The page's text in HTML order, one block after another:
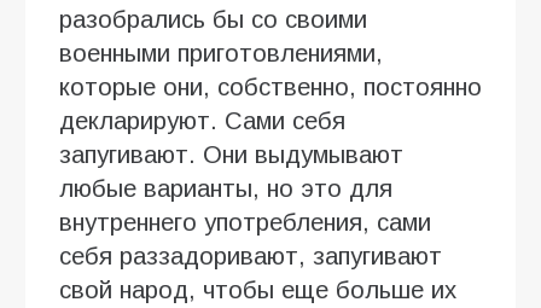
разобрались бы со своими
военными приготовлениями,
которые они, собственно, постоянно
декларируют. Сами себя
запугивают. Они выдумывают
любые варианты, но это для
внутреннего употребления, сами
себя раззадоривают, запугивают
свой народ, чтобы еще больше их